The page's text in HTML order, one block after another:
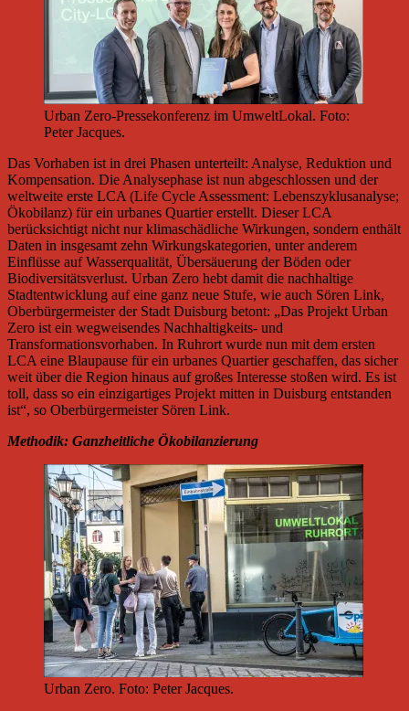
Urban Zero-Pressekonferenz im UmweltLokal. Foto:
Peter Jacques.
Das Vorhaben ist in drei Phasen unterteilt: Analyse, Reduktion und
Kompensation. Die Analysephase ist nun abgeschlossen und der
weltweite erste LCA (Life Cycle Assessment: Lebenszyklusanalyse;
Ökobilanz) für ein urbanes Quartier erstellt. Dieser LCA
berücksichtigt nicht nur klimaschädliche Wirkungen, sondern enthält
Daten in insgesamt zehn Wirkungskategorien, unter anderem
Einflüsse auf Wasserqualität, Übersäuerung der Böden oder
Biodiversitätsverlust. Urban Zero hebt damit die nachhaltige
Stadtentwicklung auf eine ganz neue Stufe, wie auch Sören Link,
Oberbürgermeister der Stadt Duisburg betont: „Das Projekt Urban
Zero ist ein wegweisendes Nachhaltigkeits- und
Transformationsvorhaben. In Ruhrort wurde nun mit dem ersten
LCA eine Blaupause für ein urbanes Quartier geschaffen, das sicher
weit über die Region hinaus auf großes Interesse stoßen wird. Es ist
toll, dass so ein einzigartiges Projekt mitten in Duisburg entstanden
ist“, so Oberbürgermeister Sören Link.
Methodik: Ganzheitliche Ökobilanzierung
Urban Zero. Foto: Peter Jacques.